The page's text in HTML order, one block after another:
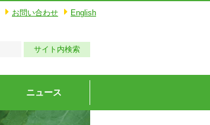
お問い合わせ English
ニュース